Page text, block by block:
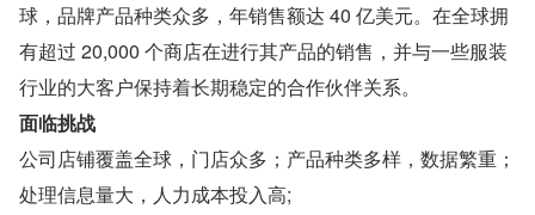
球，品牌产品种类众多，年销售额达 40 亿美元。在全球拥
有超过 20,000 个商店在进行其产品的销售，并与一些服装
行业的大客户保持着长期稳定的合作伙伴关系。
面临挑战
公司店铺覆盖全球，门店众多；产品种类多样，数据繁重；
处理信息量大，人力成本投入高;